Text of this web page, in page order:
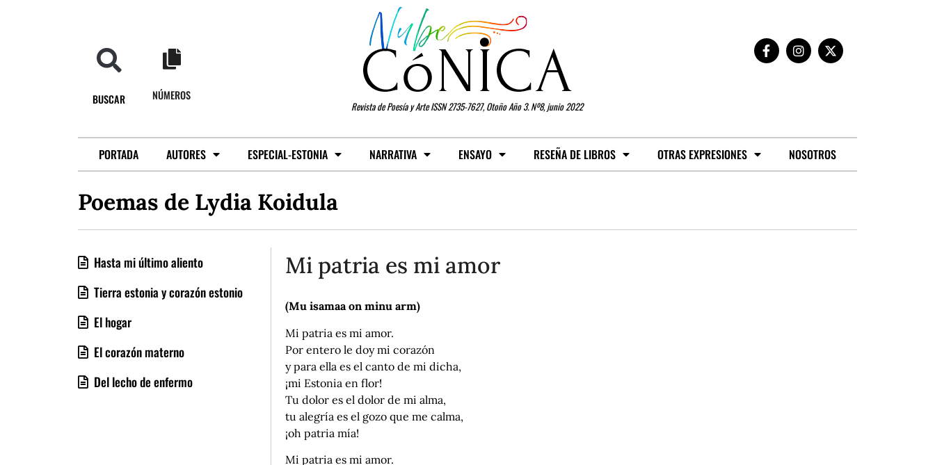
BUSCAR NÚMEROS
Revista de Poesía y Arte ISSN 2735-7627, Otoño Año 3. Nº8, junio 2022
PORTADA AUTORES ESPECIAL-ESTONIA NARRATIVA ENSAYO RESEÑA DE LIBROS OTRAS EXPRESIONES NOSOTROS
Poemas de Lydia Koidula
Hasta mi último aliento
Tierra estonia y corazón estonio
El hogar
El corazón materno
Del lecho de enfermo
Mi patria es mi amor
(Mu isamaa on minu arm)
Mi patria es mi amor.
Por entero le doy mi corazón
y para ella es el canto de mi dicha,
¡mi Estonia en flor!
Tu dolor es el dolor de mi alma,
tu alegría es el gozo que me calma,
¡oh patria mía!
Mi patria es mi amor.